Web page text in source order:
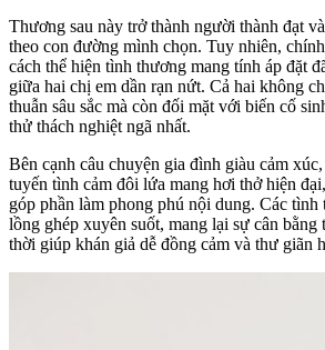
Thương sau này trở thành người thành đạt
theo con đường mình chọn. Tuy nhiên,
cách thể hiện tình thương mang tính áp đặt
giữa hai chị em dần rạn nứt. Cả hai không
thuẫn sâu sắc mà còn đối mặt với biến cố
thử thách nghiệt ngã nhất.
Bên cạnh câu chuyện gia đình giàu cảm
tuyến tình cảm đôi lứa mang hơi thở hiện
góp phần làm phong phú nội dung. Các
lồng ghép xuyên suốt, mang lại sự cân
thời giúp khán giả dễ đồng cảm và thư giãn